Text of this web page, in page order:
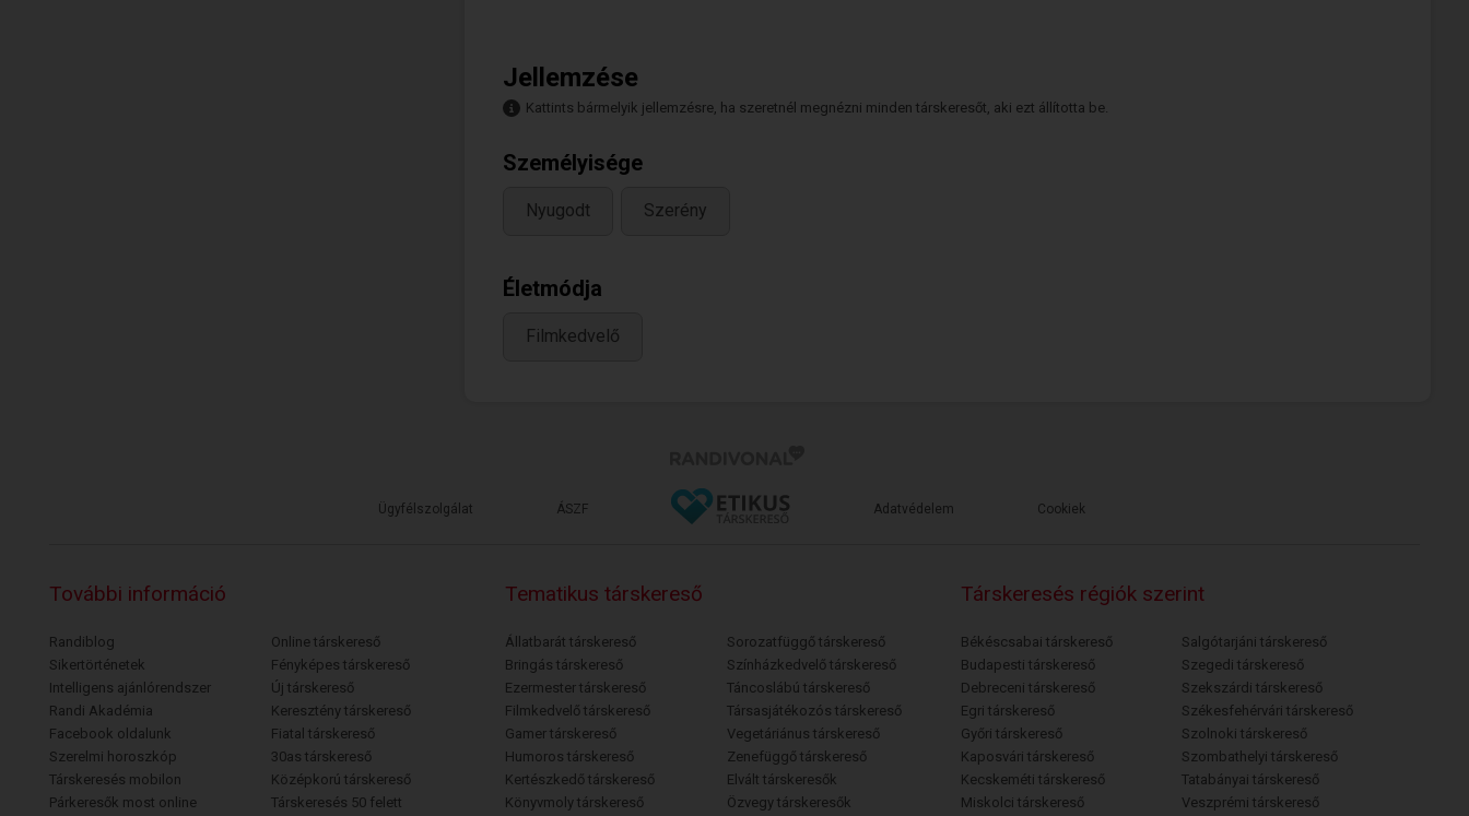
Jellemzése
Kattints bármelyik jellemzésre, ha szeretnél megnézni minden társkeresőt, aki ezt állította be.
Személyisége
Nyugodt Szerény
Életmódja
Filmkedvelő
Ügyfélszolgálat ÁSZF Adatvédelem Cookiek
További információ
Randiblog
Sikertörténetek
Intelligens ajánlórendszer
Randi Akadémia
Facebook oldalunk
Szerelmi horoszkóp
Társkeresés mobilon
Párkeresők most online
Online társkereső
Fényképes társkereső
Új társkereső
Keresztény társkereső
Fiatal társkereső
30as társkereső
Középkorú társkereső
Társkeresés 50 felett
Tematikus társkereső
Állatbarát társkereső
Bringás társkereső
Ezermester társkereső
Filmkedvelő társkereső
Gamer társkereső
Humoros társkereső
Kertészkedő társkereső
Könyvmoly társkereső
Sorozatfüggő társkereső
Színházkedvelő társkereső
Táncoslábú társkereső
Társasjátékozós társkereső
Vegetáriánus társkereső
Zenefüggő társkereső
Elvált társkeresők
Özvegy társkeresők
Társkeresés régiók szerint
Békéscsabai társkereső
Budapesti társkereső
Debreceni társkereső
Egri társkereső
Győri társkereső
Kaposvári társkereső
Kecskeméti társkereső
Miskolci társkereső
Salgótarjáni társkereső
Szegedi társkereső
Szekszárdi társkereső
Székesfehérvári társkereső
Szolnoki társkereső
Szombathelyi társkereső
Tatabányai társkereső
Veszprémi társkereső